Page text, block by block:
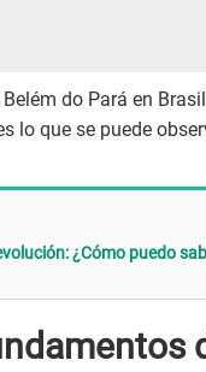
do Pará en
lo que se puede
¿Cómo puedo